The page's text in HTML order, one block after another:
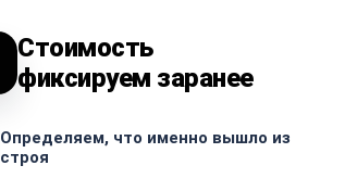
Стоимость
фиксируем заранее
Определяем, что именно вышло из
строя